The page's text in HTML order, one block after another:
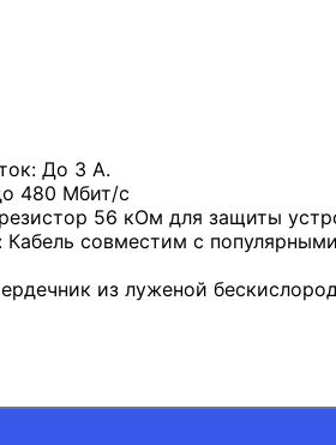
До 3 А.
480 Мбит/с
56 кОм для защиты
совместим с
из луженой